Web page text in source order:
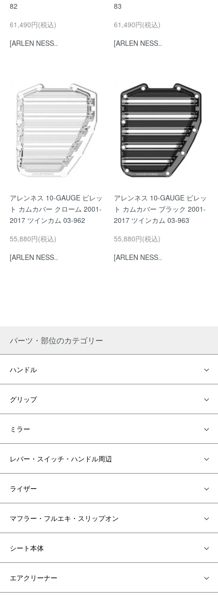
82
61,490円(税込)
[ARLEN NESS..
83
61,490円(税込)
[ARLEN NESS..
アレンネス 10-GAUGE ビレッ
ト カムカバー クローム 2001-
2017 ツインカム 03-962
55,880円(税込)
[ARLEN NESS..
アレンネス 10-GAUGE ビレッ
ト カムカバー ブラック 2001-
2017 ツインカム 03-963
55,880円(税込)
[ARLEN NESS..
パーツ・部位のカテゴリー
ハンドル
グリップ
ミラー
レバー・スイッチ・ハンドル周辺
ライザー
マフラー・フルエキ・スリップオン
シート本体
エアクリーナー